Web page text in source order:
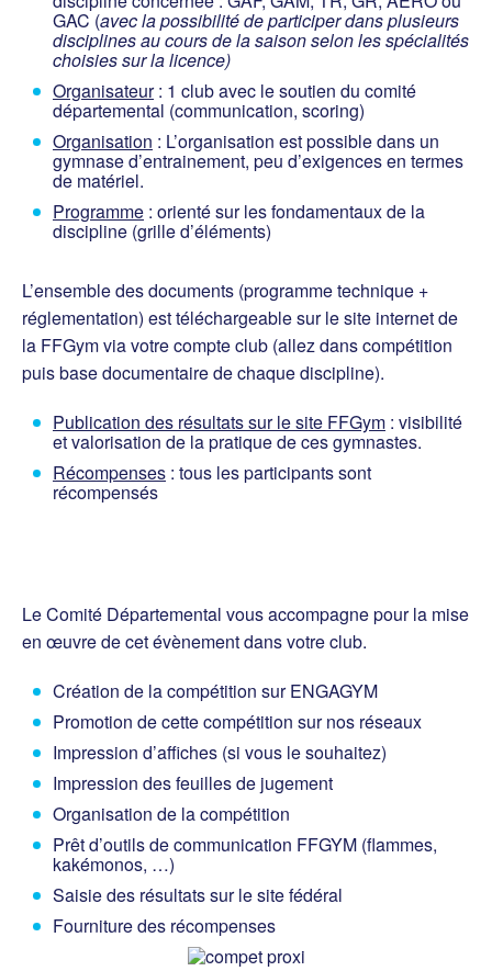
GAC (avec la possibilité de participer dans plusieurs
disciplines au cours de la saison selon les spécialités
choisies sur la licence)
Organisateur: 1 club avec le soutien du comité
départemental (communication, scoring)
Organisation : L’organisation est possible dans un
gymnase d’entrainement, peu d’exigences en termes
de matériel.
Programme : orienté sur les fondamentaux de la
discipline (grille d’éléments)
L’ensemble des documents (programme technique +
réglementation) est téléchargeable sur le site internet de
la FFGym via votre compte club (allez dans compétition
puis base documentaire de chaque discipline).
Publication des résultats sur le site FFGym : visibilité
et valorisation de la pratique de ces gymnastes.
Récompenses : tous les participants sont
récompensés
Le Comité Départemental vous accompagne pour la mise
en œuvre de cet évènement dans votre club.
Création de la compétition sur ENGAGYM
Promotion de cette compétition sur nos réseaux
Impression d’affiches (si vous le souhaitez)
Impression des feuilles de jugement
Organisation de la compétition
Prêt d’outils de communication FFGYM (flammes,
kakémonos, …)
Saisie des résultats sur le site fédéral
Fourniture des récompenses